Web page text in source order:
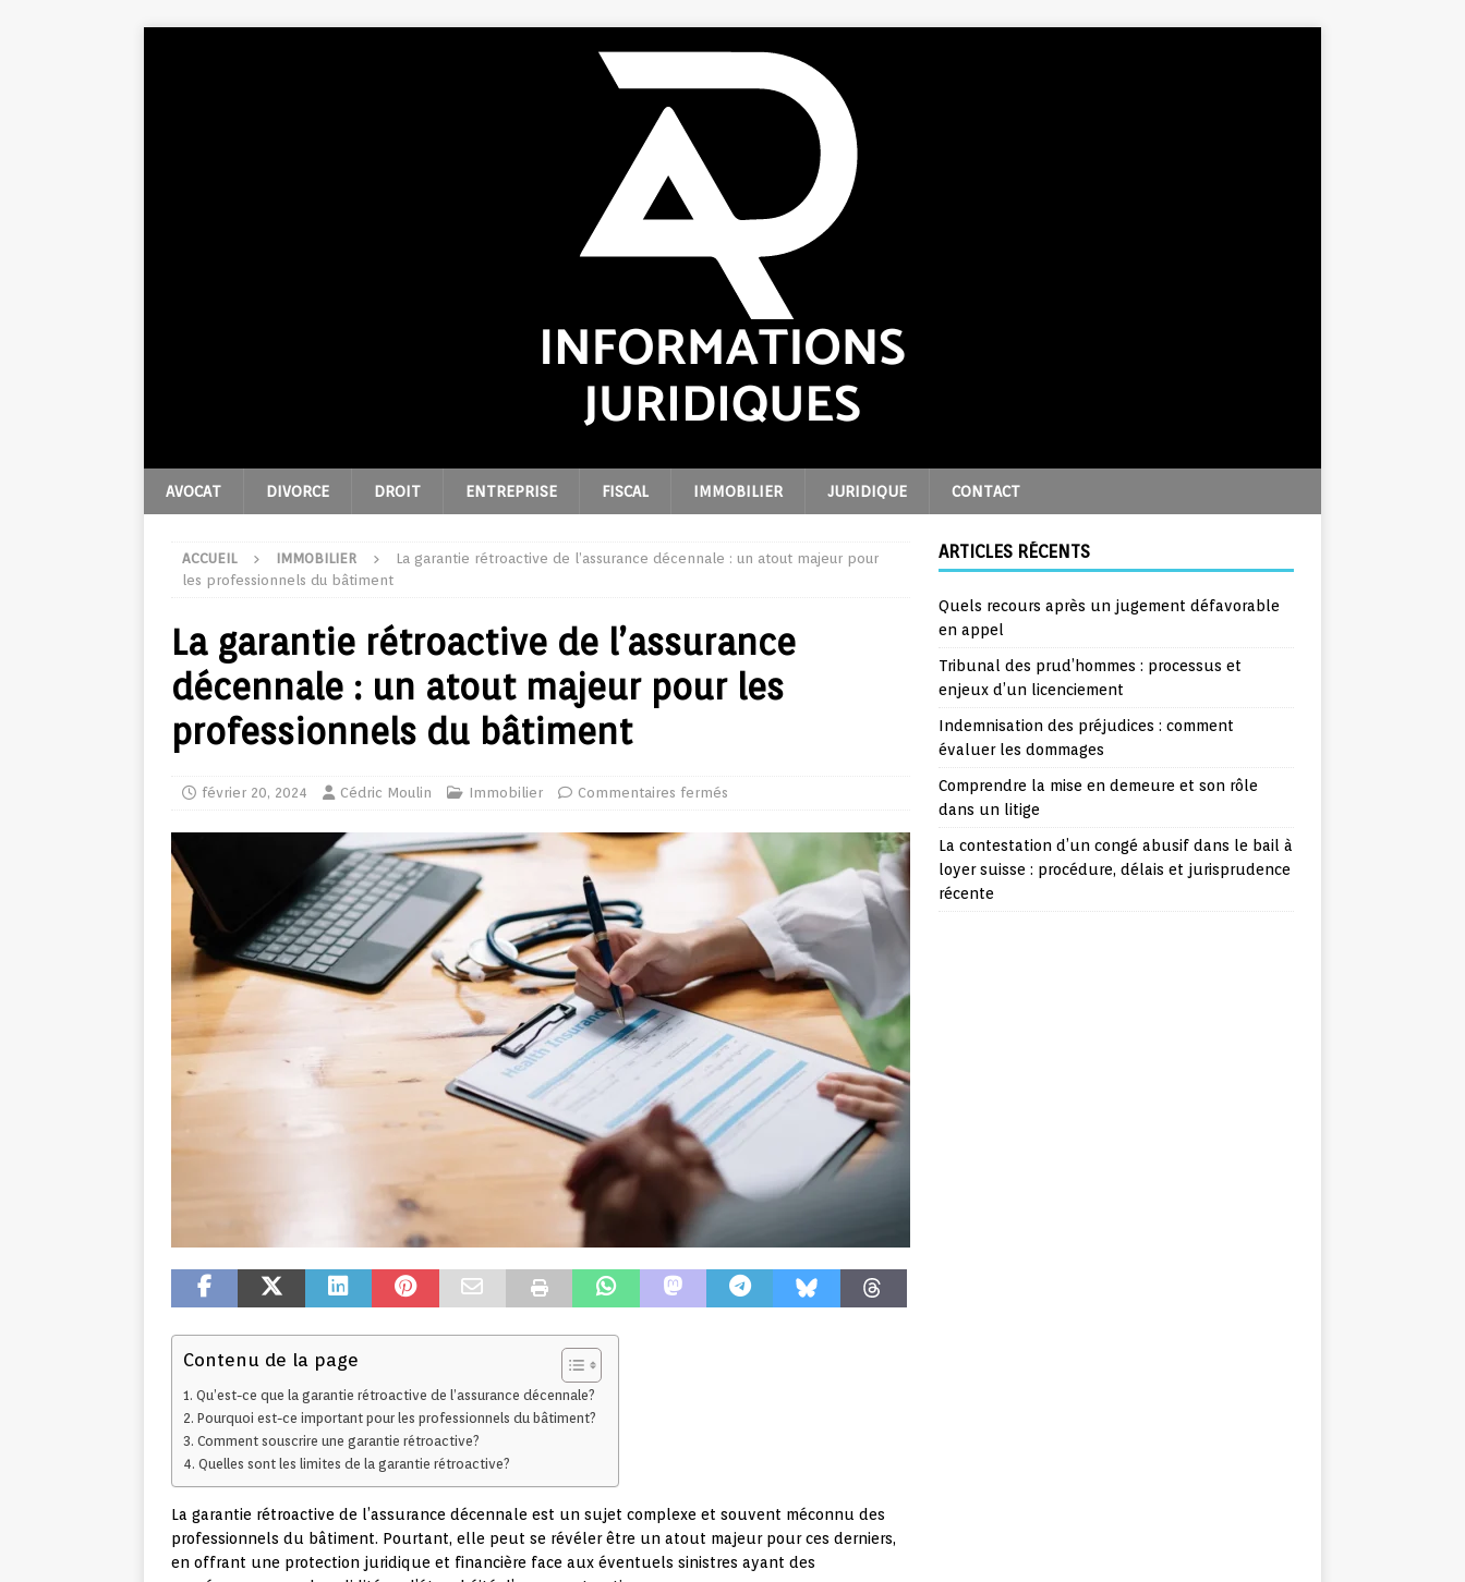
AVOCAT DIVORCE DROIT ENTREPRISE FISCAL IMMOBILIER JURIDIQUE CONTACT
ACCUEIL IMMOBILIER
La garantie rétroactive de l’assurance décennale : un atout majeur pour
les professionnels du bâtiment
La garantie rétroactive de l’assurance
décennale : un atout majeur pour les
professionnels du bâtiment
février 20, 2024 Cédric Moulin Immobilier Commentaires fermés
Contenu de la page
Qu’est-ce que la garantie rétroactive de l’assurance décennale?
Pourquoi est-ce important pour les professionnels du bâtiment?
Comment souscrire une garantie rétroactive?
Quelles sont les limites de la garantie rétroactive?
La garantie rétroactive de l’assurance décennale est un sujet complexe et souvent méconnu des
professionnels du bâtiment. Pourtant, elle peut se révéler être un atout majeur pour ces derniers,
en offrant une protection juridique et financière face aux éventuels sinistres ayant des
ARTICLES RÉCENTS
Quels recours après un jugement défavorable
en appel
Tribunal des prud’hommes : processus et
enjeux d’un licenciement
Indemnisation des préjudices : comment
évaluer les dommages
Comprendre la mise en demeure et son rôle
dans un litige
La contestation d’un congé abusif dans le bail à
loyer suisse : procédure, délais et jurisprudence
récente